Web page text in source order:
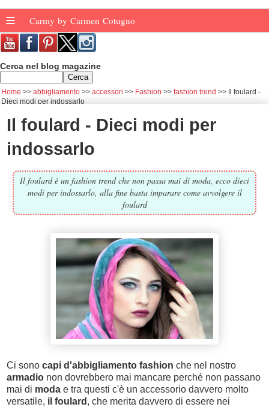
≡ Carmy by Carmen Cotugno
Cerca nel blog magazine
Home abbigliamento accessori Fashion fashion trend
Il foulard -
Dieci modi per indossarlo
Il foulard - Dieci modi per
indossarlo
Il foulard è un fashion trend che non passa mai di moda, ecco dieci
modi per indossarlo, alla fine basta imparare come avvolgere il
foulard
Ci sono capi d'abbigliamento fashion che nel nostro
armadio non dovrebbero mai mancare perché non passano
mai di moda e tra questi c'è un accessorio davvero molto
versatile, il foulard , che merita davvero di essere nei